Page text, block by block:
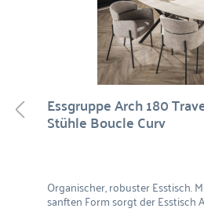
Essgruppe Arch 180
Stühle Boucle Curv
Organischer, robuster Esstisch.
sanften Form sorgt der Esstisch